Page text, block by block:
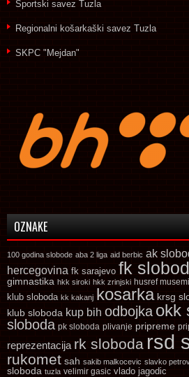
Sportski savez Tuzla
Regionalni košarkaški savez Tuzla
SKPC "Mejdan"
OZNAKE
100 godina slobode aba 2 liga aid berbic ak
hercegovina fk sarajevo fk
gimnastika hkk siroki hkk zrinjski husref
klub sloboda kk kakanj kosarka krsg
klub sloboda kup bih odbojka okk
sloboda pk sloboda plivanje pripreme
reprezentacija rk sloboda rsd
rukomet sah sakib malkocevic slavko
sloboda tuzla velimir gasic vlado jagodic